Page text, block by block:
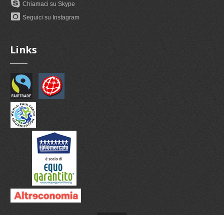
Chiamaci su Skype
Seguici su Instagram
Links